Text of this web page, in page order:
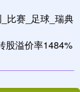
比赛_足球_瑞典
股溢价率1484%